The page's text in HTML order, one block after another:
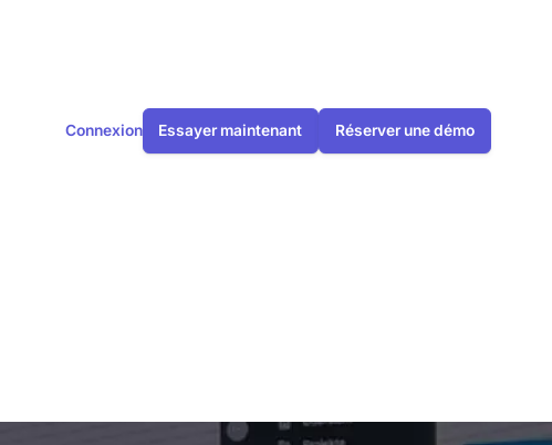
Connexion Essayer maintenant Réserver une démo